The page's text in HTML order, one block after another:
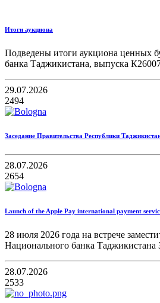
Итоги аукциона
Подведены итоги аукциона ценных
банка Таджикистана, выпуска
29.07.2026
2494
Заседание Правительства Республики
28.07.2026
2654
Launch of the Apple Pay international payment
28 июля 2026 года на встрече
Национального банка Таджикистана
28.07.2026
2533